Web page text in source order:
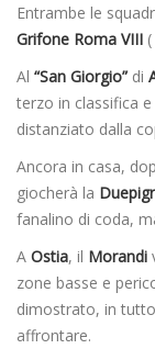
Entrambe le
Grifone Roma VIII
Al “San Giorgio” di
terzo in classifica
distanziato dalla
Ancora in casa,
giocherà la
fanalino di coda,
A Ostia, il Morandi
zone basse e
dimostrato, in
affrontare.